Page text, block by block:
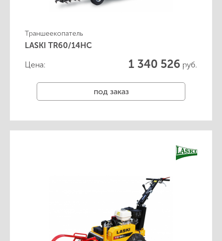
Траншеекопатель
LASKI TR60/14HC
Цена: 1 340 526 руб.
под заказ